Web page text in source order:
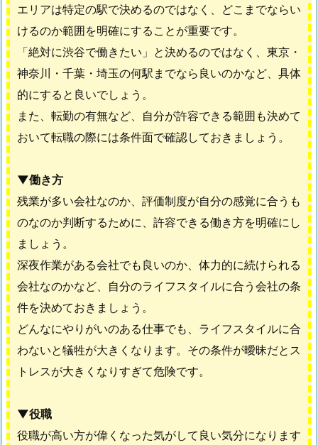
エリアは特定の駅で決めるのではなく、どこまでならい
けるのか範囲を明確にすることが重要です。
「絶対に渋谷で働きたい」と決めるのではなく、東京・
神奈川・千葉・埼玉の何駅までなら良いのかなど、具体
的にすると良いでしょう。
また、転勤の有無など、自分が許容できる範囲も決めて
おいて転職の際には条件面で確認しておきましょう。
▼働き方
残業が多い会社なのか、評価制度が自分の感覚に合うも
のなのか判断するために、許容できる働き方を明確にし
ましょう。
深夜作業がある会社でも良いのか、体力的に続けられる
会社なのかなど、自分のライフスタイルに合う会社の条
件を決めておきましょう。
どんなにやりがいのある仕事でも、ライフスタイルに合
わないと犠牲が大きくなります。その条件が曖昧だとス
トレスが大きくなりすぎて危険です。
▼役職
役職が高い方が偉くなった気がして良い気分になります